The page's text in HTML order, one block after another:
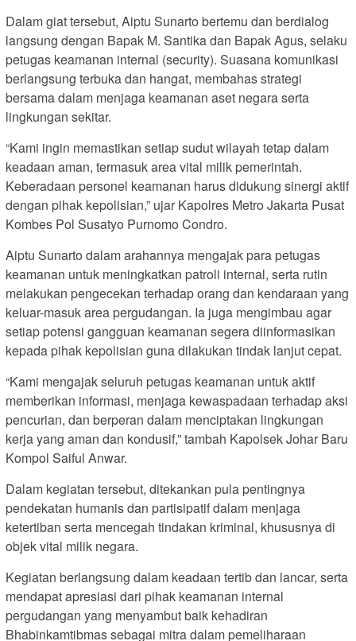
Dalam giat tersebut, Aiptu Sunarto bertemu dan berdialog
langsung dengan Bapak M. Santika dan Bapak Agus, selaku
petugas keamanan internal (security). Suasana komunikasi
berlangsung terbuka dan hangat, membahas strategi
bersama dalam menjaga keamanan aset negara serta
lingkungan sekitar.
“Kami ingin memastikan setiap sudut wilayah tetap dalam
keadaan aman, termasuk area vital milik pemerintah.
Keberadaan personel keamanan harus didukung sinergi aktif
dengan pihak kepolisian,” ujar Kapolres Metro Jakarta Pusat
Kombes Pol Susatyo Purnomo Condro.
Aiptu Sunarto dalam arahannya mengajak para petugas
keamanan untuk meningkatkan patroli internal, serta rutin
melakukan pengecekan terhadap orang dan kendaraan yang
keluar-masuk area pergudangan. Ia juga mengimbau agar
setiap potensi gangguan keamanan segera diinformasikan
kepada pihak kepolisian guna dilakukan tindak lanjut cepat.
“Kami mengajak seluruh petugas keamanan untuk aktif
memberikan informasi, menjaga kewaspadaan terhadap aksi
pencurian, dan berperan dalam menciptakan lingkungan
kerja yang aman dan kondusif,” tambah Kapolsek Johar Baru
Kompol Saiful Anwar.
Dalam kegiatan tersebut, ditekankan pula pentingnya
pendekatan humanis dan partisipatif dalam menjaga
ketertiban serta mencegah tindakan kriminal, khususnya di
objek vital milik negara.
Kegiatan berlangsung dalam keadaan tertib dan lancar, serta
mendapat apresiasi dari pihak keamanan internal
pergudangan yang menyambut baik kehadiran
Bhabinkamtibmas sebagai mitra dalam pemeliharaan